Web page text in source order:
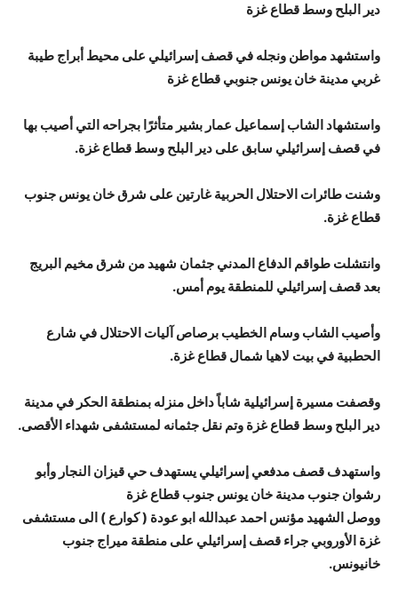
دير البلح وسط قطاع غزة
واستشهد مواطن ونجله في قصف إسرائيلي على محيط أبراج طيبة
غربي مدينة خان يونس جنوبي قطاع غزة
واستشهاد الشاب إسماعيل عمار بشير متأثرًا بجراحه التي أصيب بها
في قصف إسرائيلي سابق على دير البلح وسط قطاع غزة.
وشنت طائرات الاحتلال الحربية غارتين على شرق خان يونس جنوب
قطاع غزة.
وانتشلت طواقم الدفاع المدني جثمان شهيد من شرق مخيم البريج
بعد قصف إسرائيلي للمنطقة يوم أمس.
وأصيب الشاب وسام الخطيب برصاص آليات الاحتلال في شارع
الحطبية في بيت لاهيا شمال قطاع غزة.
وقصفت مسيرة إسرائيلية شاباً داخل منزله بمنطقة الحكر في مدينة
دير البلح وسط قطاع غزة وتم نقل جثمانه لمستشفى شهداء الأقصى.
واستهدف قصف مدفعي إسرائيلي يستهدف حي قيزان النجار وأبو
رشوان جنوب مدينة خان يونس جنوب قطاع غزة
ووصل الشهيد مؤنس احمد عبدالله ابو عودة ( كوارع ) الى مستشفى
غزة الأوروبي جراء قصف إسرائيلي على منطقة ميراج جنوب
خانيونس.